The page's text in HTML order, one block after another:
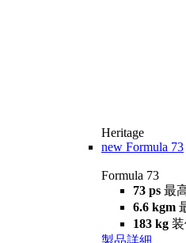
Heritage
new Formula 73
Formula 73
73 ps 最
6.6 kgm
183 kg
製品詳細